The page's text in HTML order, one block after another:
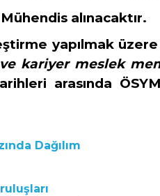
alınacaktır.
yapılmak
kariyer meslek
arasında
Dağılım